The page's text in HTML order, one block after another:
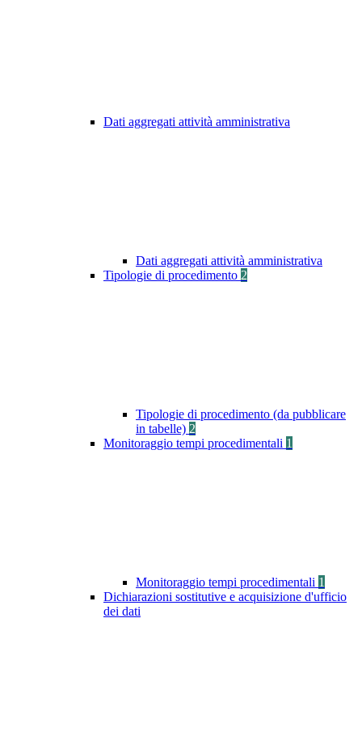
Dati aggregati attività amministrativa
Dati aggregati attività amministrativa
Tipologie di procedimento 2
Tipologie di procedimento (da pubblicare
in tabelle) 2
Monitoraggio tempi procedimentali 1
Monitoraggio tempi procedimentali 1
Dichiarazioni sostitutive e acquisizione d'ufficio
dei dati